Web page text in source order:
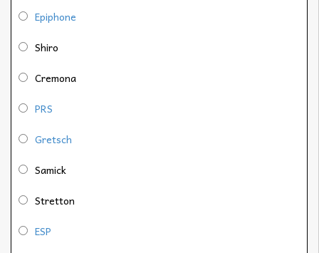
Epiphone
Shiro
Cremona
PRS
Gretsch
Samick
Stretton
ESP